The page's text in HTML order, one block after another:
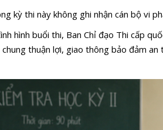
kỳ thi này không ghi nhận cán bộ vi
hình buổi thi, Ban Chỉ đạo Thi cấp
thuận lợi, giao thông bảo đảm